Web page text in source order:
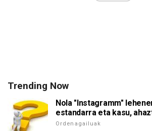
Trending Now
Nola "Instagramm"
estandarra eta kasu,
Ordenagailuak